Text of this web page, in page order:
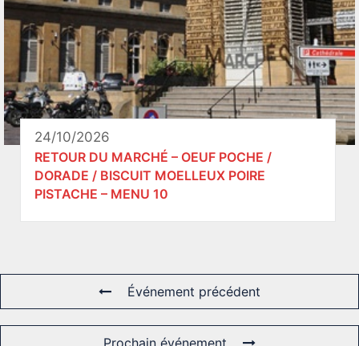
24/10/2026
RETOUR DU MARCHÉ – OEUF POCHE /
DORADE / BISCUIT MOELLEUX POIRE
PISTACHE – MENU 10
Événement précédent